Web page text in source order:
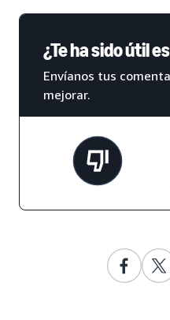
¿Te ha sido útil
Envíanos tus
mejorar.